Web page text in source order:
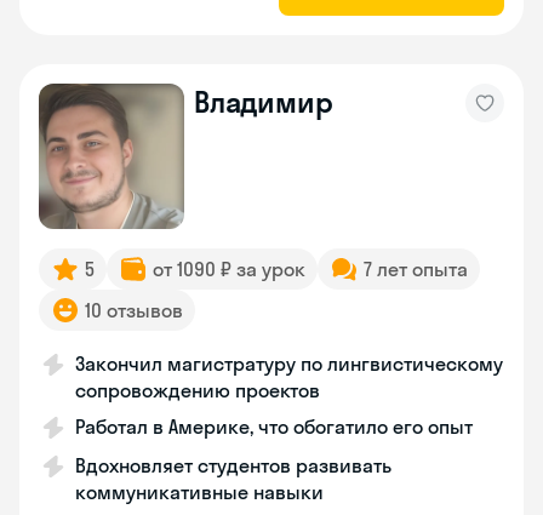
Владимир
5 от 1090 ₽ за урок
7 лет опыта
10 отзывов
Закончил магистратуру по лингвистическому
сопровождению проектов
Работал в Америке, что обогатило его опыт
Вдохновляет студентов развивать
коммуникативные навыки